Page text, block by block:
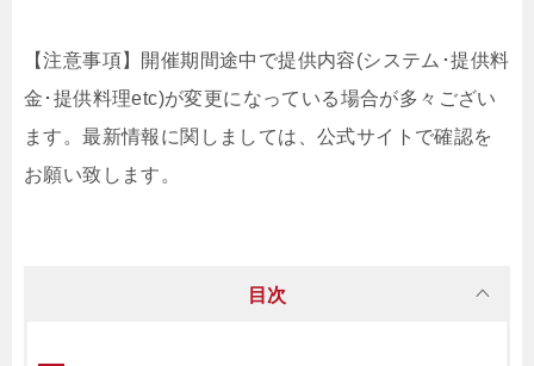
【注意事項】開催期間途中で提供内容(システム･提供料
金･提供料理etc)が変更になっている場合が多々ござい
ます。最新情報に関しましては、公式サイトで確認を
お願い致します。
目次